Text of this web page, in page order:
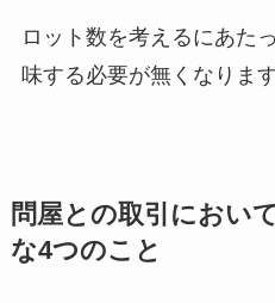
ロット数を考えるにあた
味する必要が無くなりま
問屋との取引におい
な4つのこと